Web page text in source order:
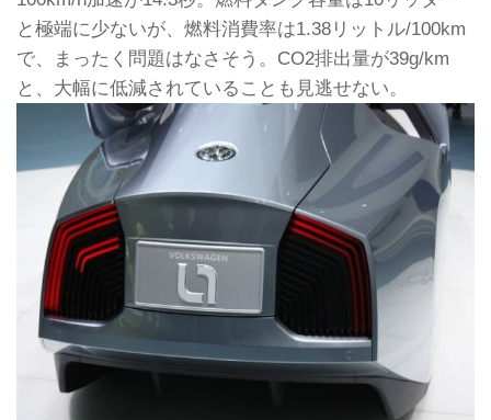
と極端に少ないが、燃料消費率は1.38リットル/100km
で、まったく問題はなさそう。CO2排出量が39g/km
と、大幅に低減されていることも見逃せない。